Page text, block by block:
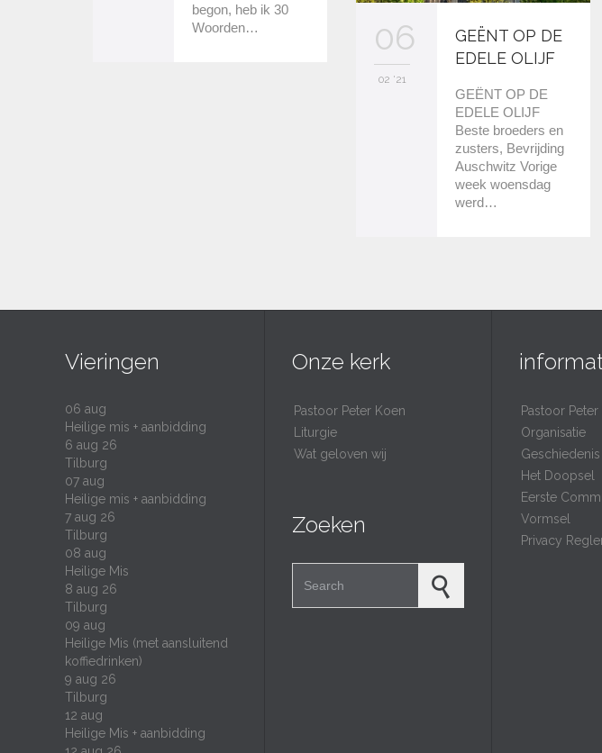
begon, heb ik 30
Woorden…
06
02 '21
GEËNT OP DE
EDELE OLIJF
GEËNT OP DE
EDELE OLIJF
Beste broeders en
zusters, Bevrijding
Auschwitz Vorige
week woensdag
werd…
Vieringen
06 aug
Heilige mis + aanbidding
6 aug 26
Tilburg
07 aug
Heilige mis + aanbidding
7 aug 26
Tilburg
08 aug
Heilige Mis
8 aug 26
Tilburg
09 aug
Heilige Mis (met aansluitend
koffiedrinken)
9 aug 26
Tilburg
12 aug
Heilige Mis + aanbidding
Onze kerk
Pastoor Peter Koen
Liturgie
Wat geloven wij
Zoeken
Pastoor Peter
Organisatie
Geschiedenis
Het Doopsel
Eerste
Vormsel
Privacy